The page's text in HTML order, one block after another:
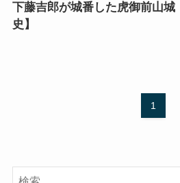
下藤吉郎が城番した虎御前山城
史】
1